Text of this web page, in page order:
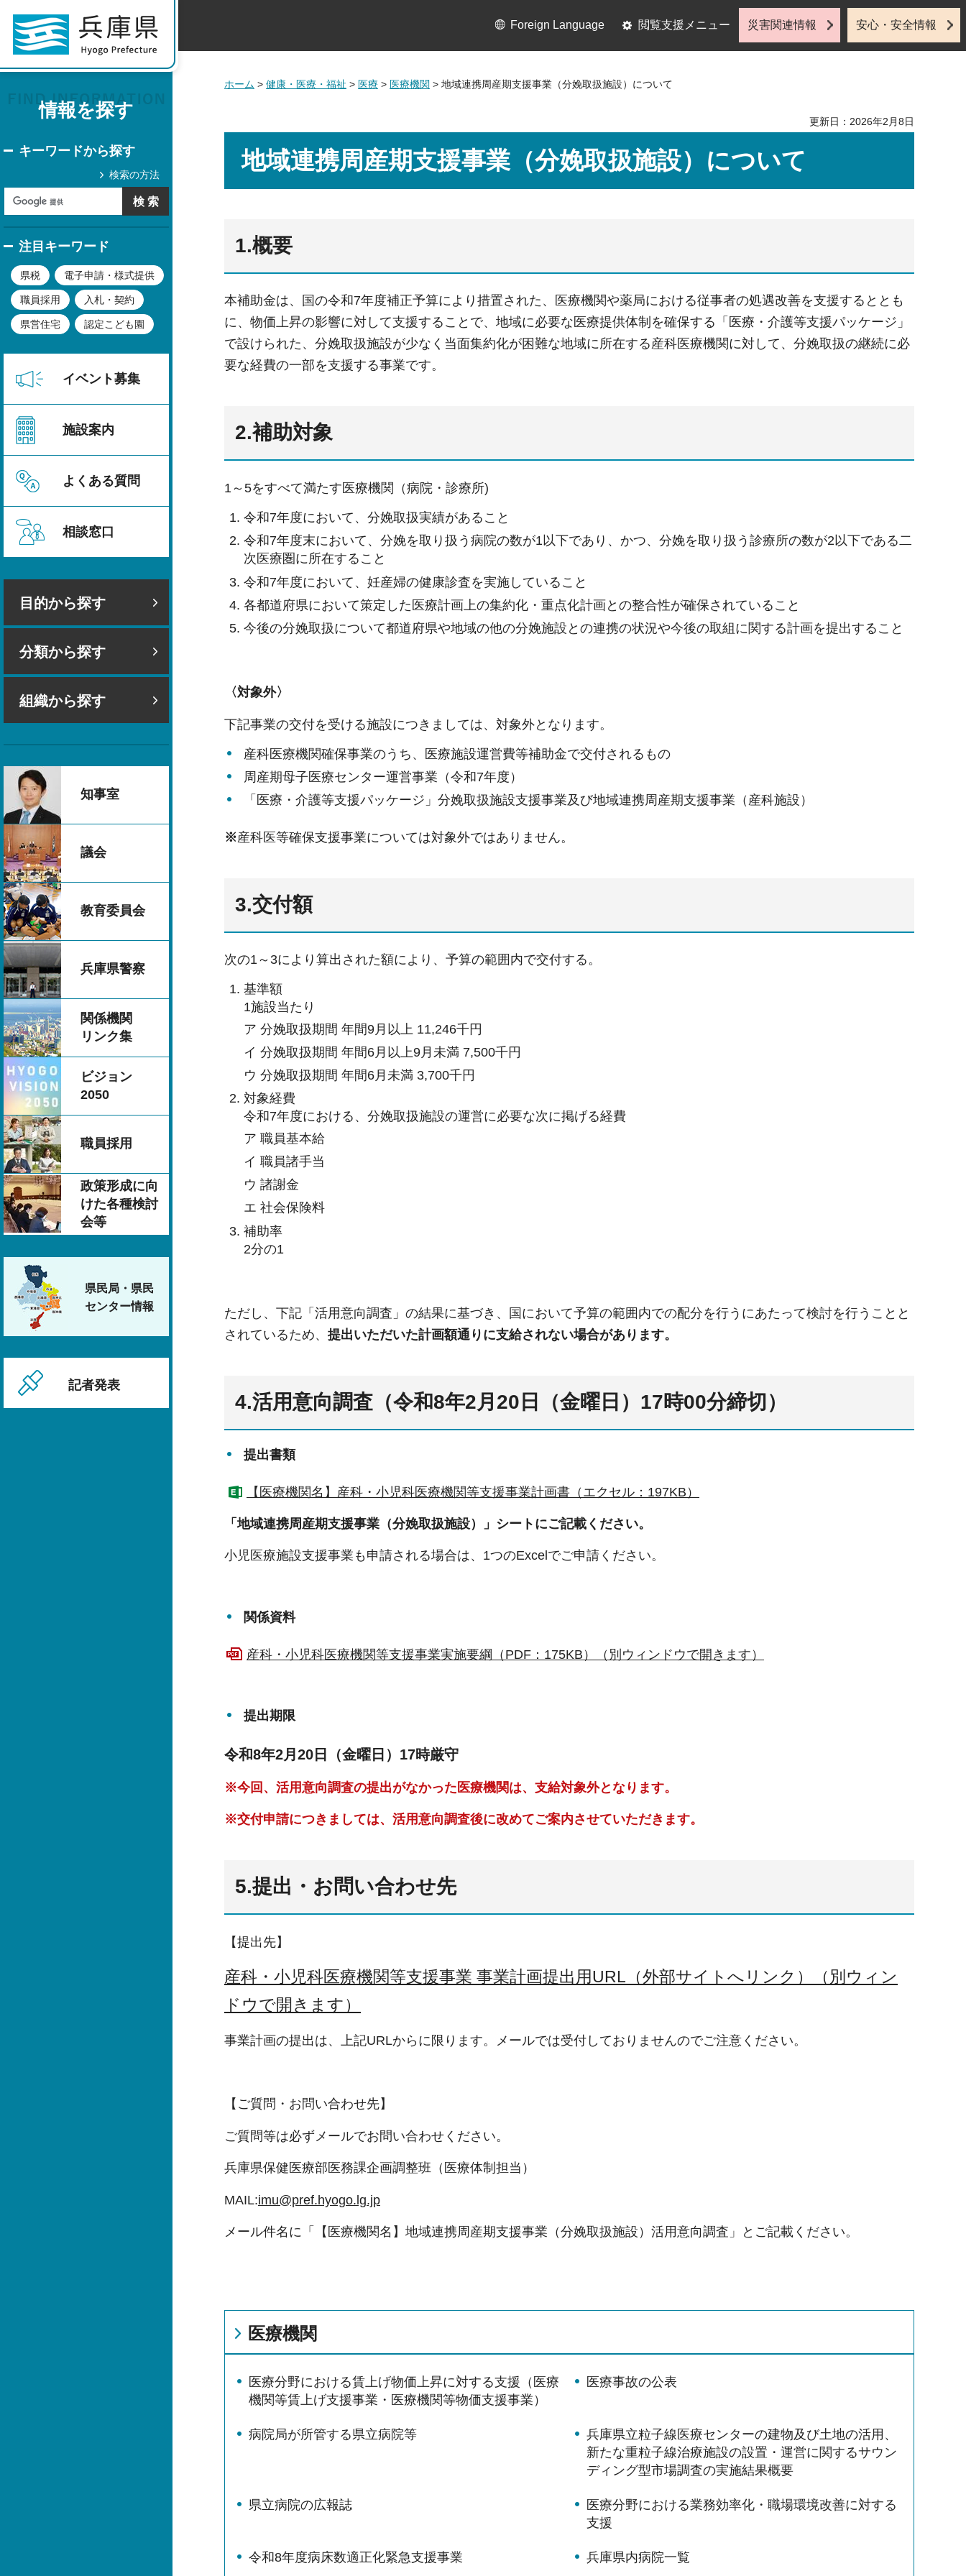
情報を探す
キーワードから探す
検索の方法
注目キーワード
県税 電子申請・様式提供
職員採用 入札・契約
県営住宅 認定こども園
イベント募集
施設案内
よくある質問
相談窓口
目的から探す
分類から探す
組織から探す
知事室
議会
教育委員会
兵庫県警察
関係機関
リンク集
ビジョン
2050
職員採用
政策形成に向
けた各種検討
会等
県民局・県民
センター情報
記者発表
Foreign Language 閲覧支援メニュー 災害関連情報 安心・安全情報
ホーム > 健康・医療・福祉 > 医療 > 医療機関 > 地域連携周産期支援事業（分娩取扱施設）について
更新日：2026年2月8日
地域連携周産期支援事業（分娩取扱施設）について
1.概要
本補助金は、国の令和7年度補正予算により措置された、医療機関や薬局における従事者の処遇改善を支援するととも
に、物価上昇の影響に対して支援することで、地域に必要な医療提供体制を確保する「医療・介護等支援パッケージ」
で設けられた、分娩取扱施設が少なく当面集約化が困難な地域に所在する産科医療機関に対して、分娩取扱の継続に必
要な経費の一部を支援する事業です。
2.補助対象
1～5をすべて満たす医療機関（病院・診療所)
令和7年度において、分娩取扱実績があること
令和7年度末において、分娩を取り扱う病院の数が1以下であり、かつ、分娩を取り扱う診療所の数が2以下である二
次医療圏に所在すること
令和7年度において、妊産婦の健康診査を実施していること
各都道府県において策定した医療計画上の集約化・重点化計画との整合性が確保されていること
今後の分娩取扱について都道府県や地域の他の分娩施設との連携の状況や今後の取組に関する計画を提出すること
〈対象外〉
下記事業の交付を受ける施設につきましては、対象外となります。
産科医療機関確保事業のうち、医療施設運営費等補助金で交付されるもの
周産期母子医療センター運営事業（令和7年度）
「医療・介護等支援パッケージ」分娩取扱施設支援事業及び地域連携周産期支援事業（産科施設）
※産科医等確保支援事業については対象外ではありません。
3.交付額
次の1～3により算出された額により、予算の範囲内で交付する。
基準額
1施設当たり
ア 分娩取扱期間 年間9月以上 11,246千円
イ 分娩取扱期間 年間6月以上9月未満 7,500千円
ウ 分娩取扱期間 年間6月未満 3,700千円
対象経費
令和7年度における、分娩取扱施設の運営に必要な次に掲げる経費
ア 職員基本給
イ 職員諸手当
ウ 諸謝金
エ 社会保険料
補助率
2分の1
ただし、下記「活用意向調査」の結果に基づき、国において予算の範囲内での配分を行うにあたって検討を行うことと
されているため、 提出いただいた計画額通りに支給されない場合があります。
4.活用意向調査（令和8年2月20日（金曜日）17時00分締切）
提出書類
【医療機関名】産科・小児科医療機関等支援事業計画書（エクセル：197KB）
「地域連携周産期支援事業（分娩取扱施設）」シートにご記載ください。
小児医療施設支援事業も申請される場合は、1つのExcelでご申請ください。
関係資料
産科・小児科医療機関等支援事業実施要綱（PDF：175KB）（別ウィンドウで開きます）
提出期限
令和8年2月20日（金曜日）17時厳守
※今回、活用意向調査の提出がなかった医療機関は、支給対象外となります。
※交付申請につきましては、活用意向調査後に改めてご案内させていただきます。
5.提出・お問い合わせ先
【提出先】
産科・小児科医療機関等支援事業 事業計画提出用URL（外部サイトへリンク）（別ウィン
ドウで開きます）
事業計画の提出は、上記URLからに限ります。メールでは受付しておりませんのでご注意ください。
【ご質問・お問い合わせ先】
ご質問等は必ずメールでお問い合わせください。
兵庫県保健医療部医務課企画調整班（医療体制担当）
MAIL:imu@pref.hyogo.lg.jp
メール件名に「【医療機関名】地域連携周産期支援事業（分娩取扱施設）活用意向調査」とご記載ください。
医療機関
医療分野における賃上げ物価上昇に対する支援（医療
機関等賃上げ支援事業・医療機関等物価支援事業）
医療事故の公表
病院局が所管する県立病院等
兵庫県立粒子線医療センターの建物及び土地の活用、
新たな重粒子線治療施設の設置・運営に関するサウン
ディング型市場調査の実施結果概要
県立病院の広報誌
医療分野における業務効率化・職場環境改善に対する
支援
令和8年度病床数適正化緊急支援事業 兵庫県内病院一覧